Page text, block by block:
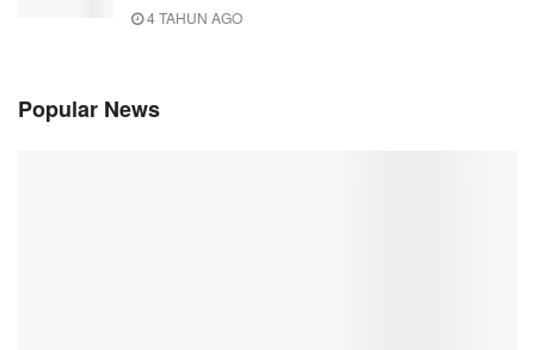
4 TAHUN AGO
Popular News